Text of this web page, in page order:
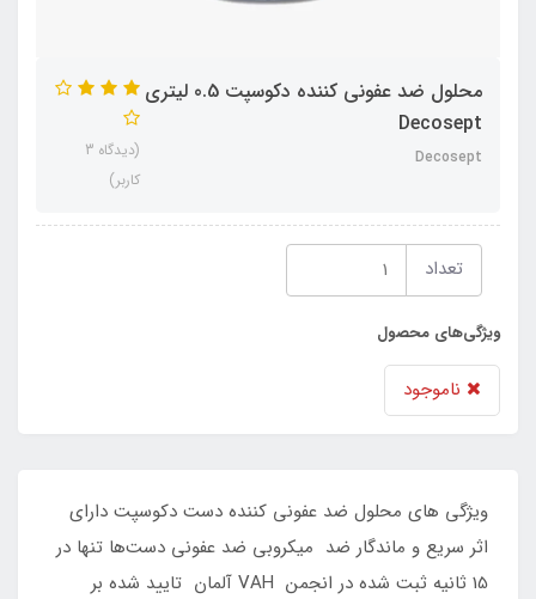
محلول ضد عفوني كننده دكوسپت 0.5 ليتري
Decosept
Decosept
(دیدگاه 3
کاربر)
تعداد
ویژگی‌های محصول
ناموجود
ویژگی های محلول ضد عفونی کننده دست دکوسپت دارای
اثر سریع و ماندگار ضد میکروبی ضد عفونی دست‌ها تنها در
15 ثانیه ثبت شده در انجمن VAH آلمان تایید شده بر